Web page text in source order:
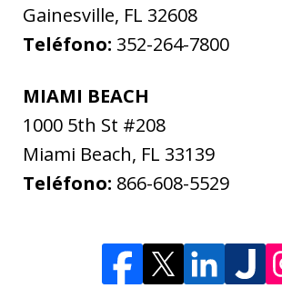
Gainesville, FL 32608
Teléfono: 352-264-7800
MIAMI BEACH
1000 5th St #208
Miami Beach, FL 33139
Teléfono: 866-608-5529